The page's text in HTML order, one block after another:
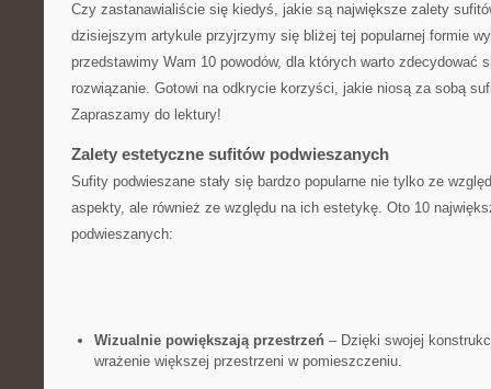
Czy zastanawialiście się⁤ kiedyś, jakie⁤ są największe zalety
dzisiejszym artykule⁣ przyjrzymy się bliżej​ tej ⁣popularnej ‍formie
przedstawimy Wam 10 powodów, dla których ‌warto ‌zdecydować
rozwiązanie. Gotowi​ na odkrycie korzyści, ⁣jakie‌ niosą za sobą
Zapraszamy do lektury!
Zalety estetyczne sufitów podwieszanych
Sufity podwieszane stały się bardzo‍ popularne nie​ tylko ze
aspekty, ale ⁣również ze‌ względu‍ na ​ich ‍estetykę. Oto⁤ 10
podwieszanych:
Wizualnie powiększają przestrzeń– ‌Dzięki swojej
wrażenie większej przestrzeni ⁣w pomieszczeniu.